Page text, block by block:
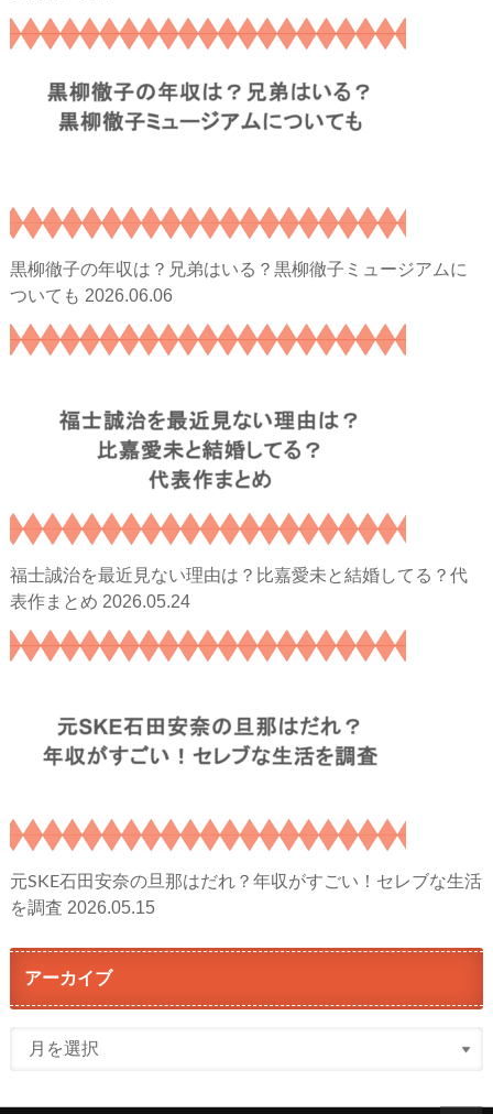
黒柳徹子の年収は？兄弟はいる？黒柳徹子ミュージアムに
ついても 2026.06.06
福士誠治を最近見ない理由は？比嘉愛未と結婚してる？代
表作まとめ 2026.05.24
元SKE石田安奈の旦那はだれ？年収がすごい！セレブな生活
を調査 2026.05.15
アーカイブ